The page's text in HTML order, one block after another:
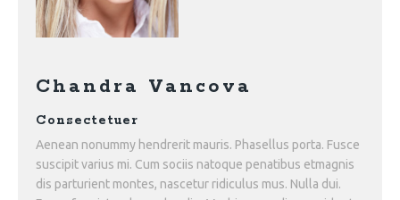
Chandra Vancova
Consectetuer
Aenean nonummy hendrerit mauris. Phasellus porta. Fusce
suscipit varius mi. Cum sociis natoque penatibus etmagnis
dis parturient montes, nascetur ridiculus mus. Nulla dui.